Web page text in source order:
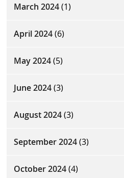
March 2024(1)
April 2024(6)
May 2024(5)
June 2024(3)
August 2024(3)
September 2024(3)
October 2024(4)